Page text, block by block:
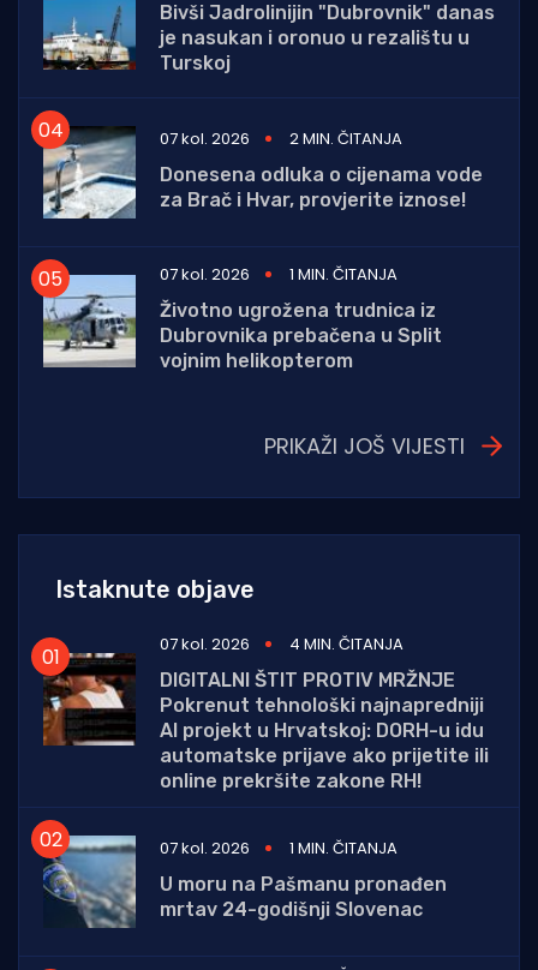
Bivši Jadrolinijin "Dubrovnik" danas
je nasukan i oronuo u rezalištu u
Turskoj
07 kol. 2026
2 MIN. ČITANJA
Donesena odluka o cijenama vode
za Brač i Hvar, provjerite iznose!
07 kol. 2026
1 MIN. ČITANJA
Životno ugrožena trudnica iz
Dubrovnika prebačena u Split
vojnim helikopterom
PRIKAŽI JOŠ VIJESTI
Istaknute objave
07 kol. 2026
4 MIN. ČITANJA
DIGITALNI ŠTIT PROTIV MRŽNJE
Pokrenut tehnološki najnapredniji
AI projekt u Hrvatskoj: DORH-u idu
automatske prijave ako prijetite ili
online prekršite zakone RH!
07 kol. 2026
1 MIN. ČITANJA
U moru na Pašmanu pronađen
mrtav 24-godišnji Slovenac